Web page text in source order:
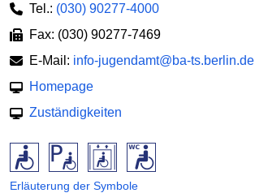
Tel.: (030) 90277-4000
Fax: (030) 90277-7469
E-Mail: info-jugendamt@ba-ts.berlin.de
Homepage
Zuständigkeiten
Erläuterung der Symbole